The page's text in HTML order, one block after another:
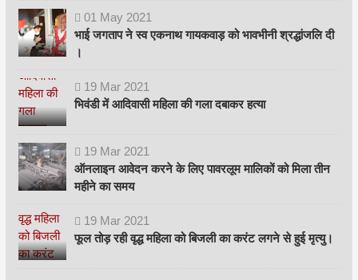
01 May 2021
भाई जगताप ने स्व एकनाथ गायकवाड़ को भावभीनी श्रद्धांजलि दी
।
19 Mar 2021
भिवंडी में आदिवासी महिला की गला दबाकर हत्या
19 Mar 2021
ऑनलाइन आवेदन करने के लिए पावरलूम मालिकों को मिला तीन
महीने का समय
19 Mar 2021
फूल तोड़ रही वृद्ध महिला को बिजली का करंट लगने से हुई मृत्यु।